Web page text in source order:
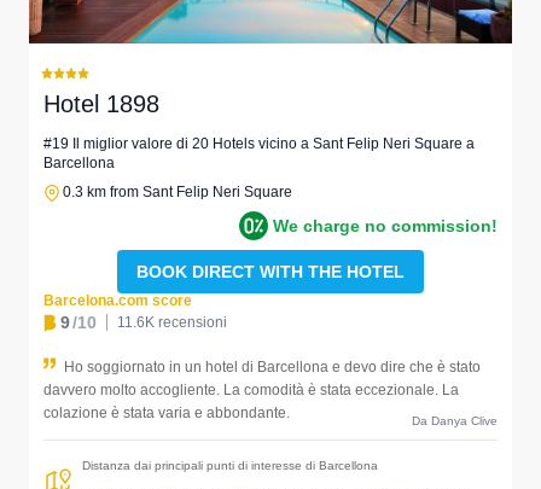
Hotel 1898
#19 Il miglior valore di 20 Hotels vicino a Sant Felip Neri Square a
Barcellona
0.3 km from Sant Felip Neri Square
We charge no commission!
BOOK DIRECT WITH THE HOTEL
Barcelona.com score
9/10 11.6K recensioni
Ho soggiornato in un hotel di Barcellona e devo dire che è stato
davvero molto accogliente. La comodità è stata eccezionale. La
colazione è stata varia e abbondante.
Da Danya Clive
Distanza dai principali punti di interesse di Barcellona